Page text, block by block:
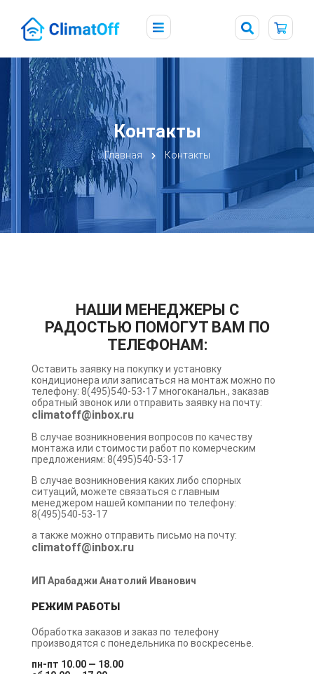
Контакты
Главная Контакты
НАШИ МЕНЕДЖЕРЫ С
РАДОСТЬЮ ПОМОГУТ ВАМ ПО
ТЕЛЕФОНАМ:
Оставить заявку на покупку и установку
кондиционера или записаться на монтаж можно по
телефону: 8(495)540-53-17 многоканальн., заказав
обратный звонок или отправить заявку на почту:
climatoff@inbox.ru
В случае возникновения вопросов по качеству
монтажа или стоимости работ по комерческим
предложениям: 8(495)540-53-17
В случае возникновения каких либо спорных
ситуаций, можете связаться с главным
менеджером нашей компании по телефону:
8(495)540-53-17
а также можно отправить письмо на почту:
climatoff@inbox.ru
ИП Арабаджи Анатолий Иванович
РЕЖИМ РАБОТЫ
Обработка заказов и заказ по телефону
производятся с понедельника по воскресенье.
пн-пт 10.00 — 18.00